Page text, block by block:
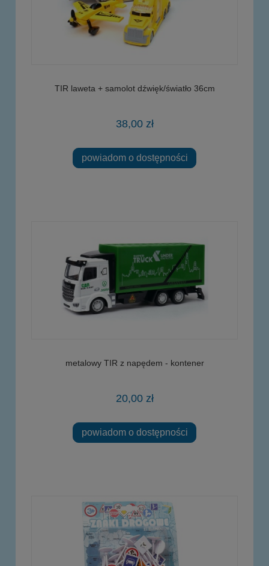
TIR laweta + samolot dźwięk/światło 36cm
38,00 zł
powiadom o dostępności
metalowy TIR z napędem - kontener
20,00 zł
powiadom o dostępności